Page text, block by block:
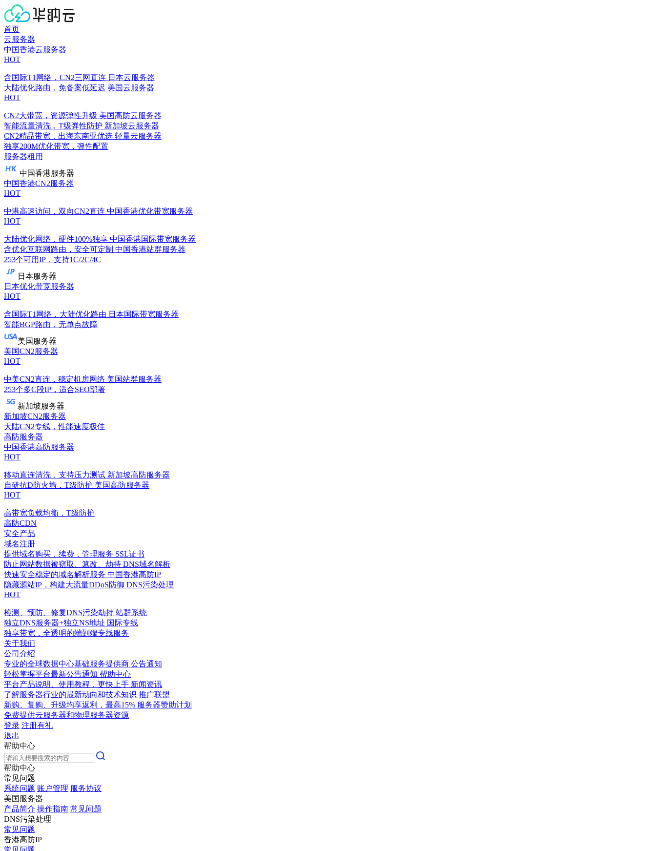
首页
云服务器
中国香港云服务器
HOT
含国际T1网络，CN2三网直连 日本云服务器
大陆优化路由，免备案低延迟 美国云服务器
HOT
CN2大带宽，资源弹性升级 美国高防云服务器
智能流量清洗，T级弹性防护 新加坡云服务器
CN2精品带宽，出海东南亚优选 轻量云服务器
独享200M优化带宽，弹性配置
服务器租用
中国香港服务器
中国香港CN2服务器
HOT
中港高速访问，双向CN2直连 中国香港优化带宽服务器
HOT
大陆优化网络，硬件100%独享 中国香港国际带宽服务器
含优化互联网路由，安全可定制 中国香港站群服务器
253个可用IP，支持1C/2C/4C
日本服务器
日本优化带宽服务器
HOT
含国际T1网络，大陆优化路由 日本国际带宽服务器
智能BGP路由，无单点故障
美国服务器
美国CN2服务器
HOT
中美CN2直连，稳定机房网络 美国站群服务器
253个多C段IP，适合SEO部署
新加坡服务器
新加坡CN2服务器
大陆CN2专线，性能速度极佳
高防服务器
中国香港高防服务器
HOT
移动直连清洗，支持压力测试 新加坡高防服务器
自研抗D防火墙，T级防护 美国高防服务器
HOT
高带宽负载均衡，T级防护
高防CDN
安全产品
域名注册
提供域名购买，续费，管理服务 SSL证书
防止网站数据被窃取、篡改、劫持 DNS域名解析
快速安全稳定的域名解析服务 中国香港高防IP
隐藏源站IP，构建大流量DDoS防御 DNS污染处理
HOT
检测、预防、修复DNS污染劫持 站群系统
独立DNS服务器+独立NS地址 国际专线
独享带宽，全透明的端到端专线服务
关于我们
公司介绍
专业的全球数据中心基础服务提供商 公告通知
轻松掌握平台最新公告通知 帮助中心
平台产品说明、使用教程，更快上手 新闻资讯
了解服务器行业的最新动向和技术知识 推广联盟
新购、复购、升级均享返利，最高15% 服务器赞助计划
免费提供云服务器和物理服务器资源
登录 注册有礼
退出
帮助中心
帮助中心
常见问题
系统问题 账户管理 服务协议
美国服务器
产品简介 操作指南 常见问题
DNS污染处理
常见问题
香港高防IP